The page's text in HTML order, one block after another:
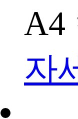
A4
자